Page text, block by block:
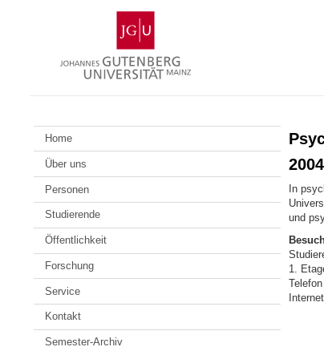
Gutenberg-
Universität
Mainz
Home
Über uns
Personen
Studierende
Öffentlichkeit
Forschung
Service
Kontakt
Semester-Archiv
In
und
1.